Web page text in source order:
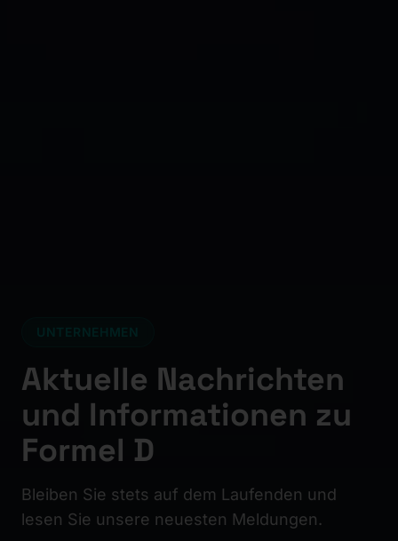
Aktuelle Nachrichten
und Informationen zu
Formel D
Bleiben Sie stets auf dem Laufenden und
lesen Sie unsere neuesten Meldungen.